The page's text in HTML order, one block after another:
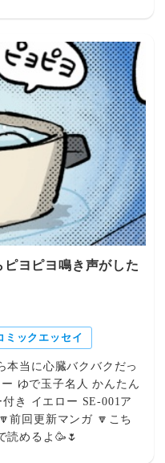
ます
シリーズ↓】
ヨピヨ鳴き声がした
ミックエッセイ
本当に心臓バクバクだっ
ゆで玉子名人 かんたん
き イエロー SE-001ア
読めるよ🥳🌷